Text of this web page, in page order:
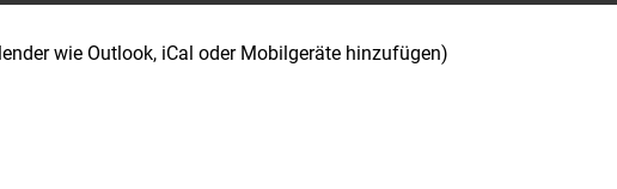
wie Outlook, iCal oder Mobilgeräte hinzufügen)